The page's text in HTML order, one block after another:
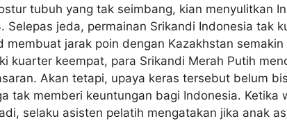
tubuh yang tak seimbang, kian menyulitkan
jeda, permainan Srikandi Indonesia tak
jarak poin dengan Kazakhstan semakin
keempat, para Srikandi Merah Putih
Akan tetapi, upaya keras tersebut belum
tak memberi keuntungan bagi Indonesia. Ketika
selaku asisten pelatih mengatakan jika anak